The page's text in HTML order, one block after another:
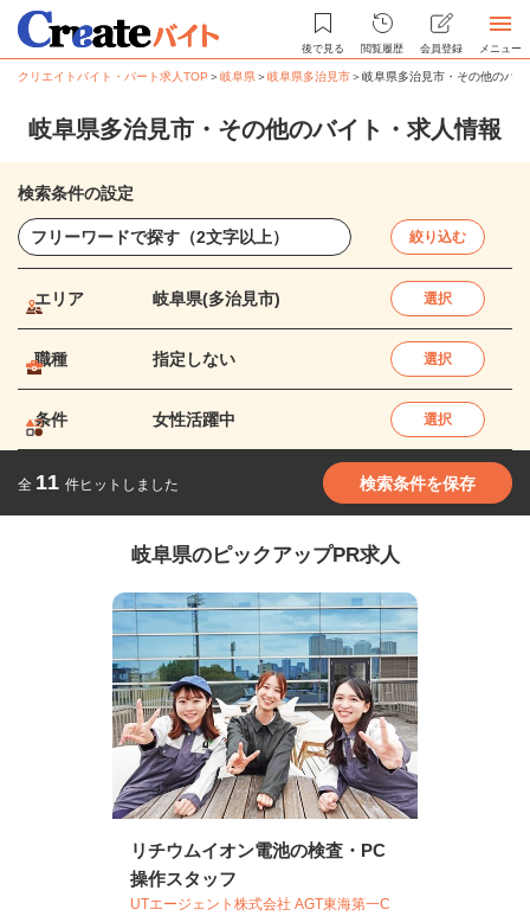
後で見る 閲覧履歴 会員登録 メニュー
クリエイトバイト・パート求人TOP ＞岐阜県＞岐阜県多治見市＞岐阜県多治見市・その他のバ
岐阜県多治見市・その他のバイト・求人情報
検索条件の設定
絞り込む
エリア 岐阜県(多治見市) 選択
職種 指定しない 選択
条件 女性活躍中 選択
全 11 件ヒットしました 検索条件を保存
岐阜県のピックアップPR求人
リチウムイオン電池の検査・PC
操作スタッフ
UTエージェント株式会社 AGT東海第一C